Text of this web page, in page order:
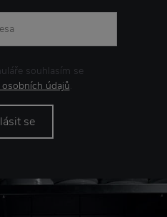
souhlasím se
údajů.
se